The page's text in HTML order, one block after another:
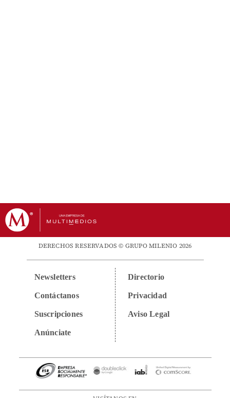
DERECHOS RESERVADOS © GRUPO MILENIO 2026
Newsletters
Contáctanos
Suscripciones
Anúnciate
Directorio
Privacidad
Aviso Legal